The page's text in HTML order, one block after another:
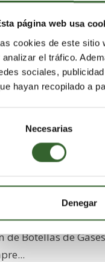
página web usa
cookies de este sitio
analizar el tráfico.
sociales,
hayan recopilado a
Necesarias
Denegar
E
ha sido visto
gestión
de Aire
industriales. Estos
peligrosos: Aceites
incluye: El
de
Emisión de
de Botellas de